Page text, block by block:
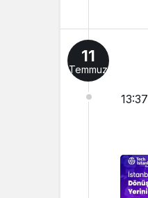
11
Temmuz
13:37